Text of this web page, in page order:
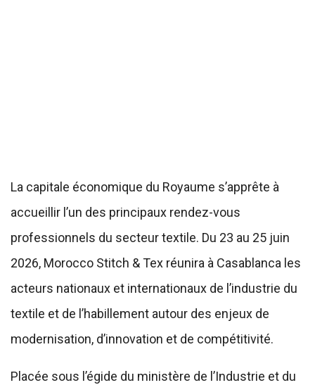
La capitale économique du Royaume s’apprête à
accueillir l’un des principaux rendez-vous
professionnels du secteur textile. Du 23 au 25 juin
2026, Morocco Stitch & Tex réunira à Casablanca les
acteurs nationaux et internationaux de l’industrie du
textile et de l’habillement autour des enjeux de
modernisation, d’innovation et de compétitivité.
Placée sous l’égide du ministère de l’Industrie et du